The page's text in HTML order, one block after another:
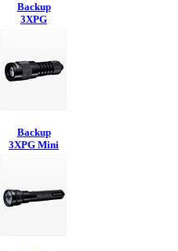
Backup
3XPG
Backup
3XPG Mini